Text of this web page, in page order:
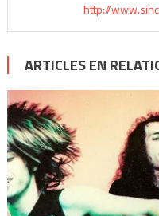
http://
ARTICLES EN